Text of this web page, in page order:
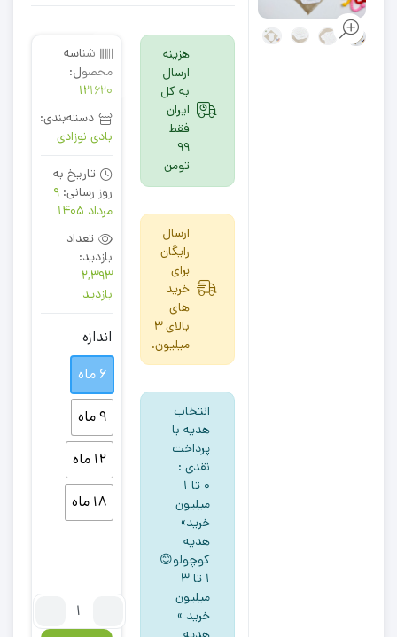
هزینه
ارسال
به کل
ایران
فقط
99
تومن
ارسال
رایگان
برای
خرید
های
بالای 3
میلیون.
انتخاب
هدیه با
پرداخت
نقدی :
۰ تا ۱
میلیون
خرید»
هدیه
کوچولو😊
۱ تا ۳
میلیون
خرید »
شناسه
محصول:
121620
دسته‌بندی:
بادی نوزادی
تاریخ به
روز رسانی: 9
مرداد 1405
تعداد
بازدید:
2,393
بازدید
اندازه
6 ماه
9 ماه
12 ماه
18 ماه
تعداد:
بادی